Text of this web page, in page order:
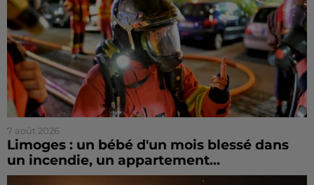
7 août 2026
Limoges : un bébé d'un mois blessé dans
un incendie, un appartement...